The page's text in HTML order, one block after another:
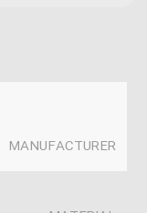
MANUFACTURER